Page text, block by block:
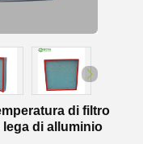
di filtro
di alluminio